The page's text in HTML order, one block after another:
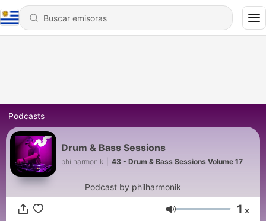
Podcasts
Drum & Bass Sessions
philharmonik 43 - Drum & Bass Sessions Volume 17
Podcast by philharmonik
Volumen 1 x